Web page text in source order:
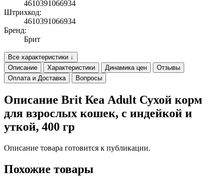
4610391066934
Штрихкод:
4610391066934
Бренд:
Брит
Все характеристики ↓
Описание
Характеристики Динамика цен
Отзывы
Оплата и Доставка
Вопросы
Описание Brit Кеа Adult Сухой корм
для взрослых кошек, с индейкой и
уткой, 400 гр
Описание товара готовится к публикации.
Похожие товары